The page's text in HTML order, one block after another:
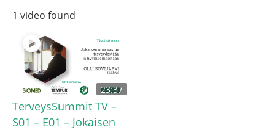
1 video found
23:37
TerveysSummit TV –
S01 – E01 – Jokaisen